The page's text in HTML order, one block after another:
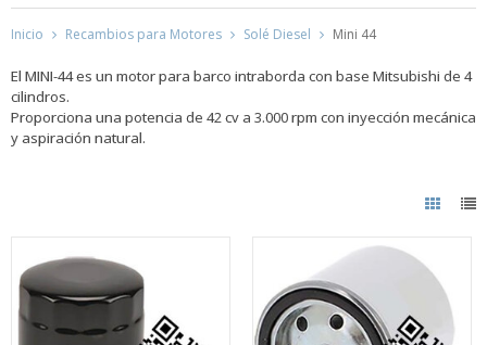
Inicio Recambios para Motores Solé Diesel Mini 44
El MINI-44 es un motor para barco intraborda con base Mitsubishi de 4
cilindros.
Proporciona una potencia de 42 cv a 3.000 rpm con inyección mecánica
y aspiración natural.